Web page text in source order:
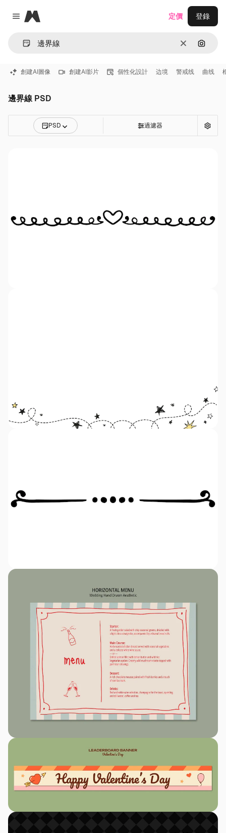
Close menu
Magnific
清除 通過圖
定價 登錄
創建AI圖像 創建AI影片 個性化設計 边境 警戒线 曲线
邊界線 PSD
PSD 過濾器